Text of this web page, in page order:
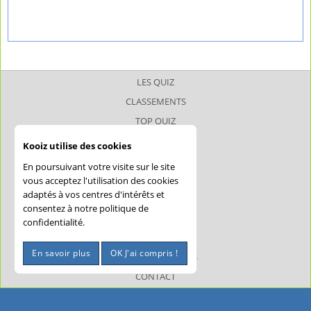
LES QUIZ
CLASSEMENTS
TOP QUIZ
JOKERQUIZ
AIDE
CONFIDENTIALITÉ
MENTIONS LÉGALES
CONTACT
Kooiz utilise des cookies
En poursuivant votre visite sur le site
vous acceptez l'utilisation des cookies
adaptés à vos centres d'intérêts et
consentez à notre politique de
confidentialité.
En savoir plus OK J'ai compris !